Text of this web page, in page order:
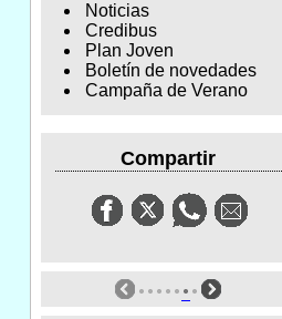
Noticias
Credibus
Plan Joven
Boletín de novedades
Campaña de Verano
Compartir